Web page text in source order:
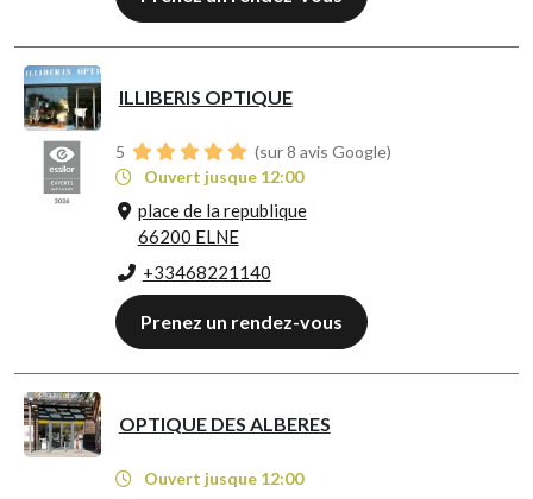
ILLIBERIS OPTIQUE
5
(sur 8 avis Google)
Ouvert jusque 12:00
place de la republique
66200 ELNE
+33468221140
Prenez un rendez-vous
OPTIQUE DES ALBERES
Ouvert jusque 12:00